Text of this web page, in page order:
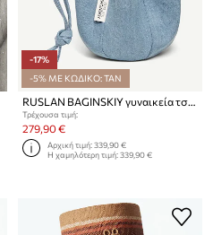
-17%
-5% ΜΕ ΚΩΔΙΚΟ: TAN
RUSLAN BAGINSKIY γυναικεία τσάντα πουγκί ντένιμ Ruslan Baginskiy Denim HatBag
Τρέχουσα τιμή:
279,90 €
Αρχική τιμή:339,90 €
Η χαμηλότερη τιμή:339,90 €